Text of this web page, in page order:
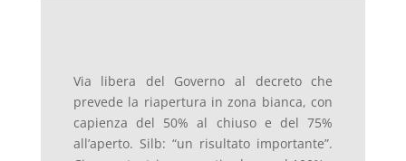
Via libera del Governo al decreto che
prevede la riapertura in zona bianca, con
capienza del 50% al chiuso e del 75%
all’aperto. Silb: “un risultato importante”.